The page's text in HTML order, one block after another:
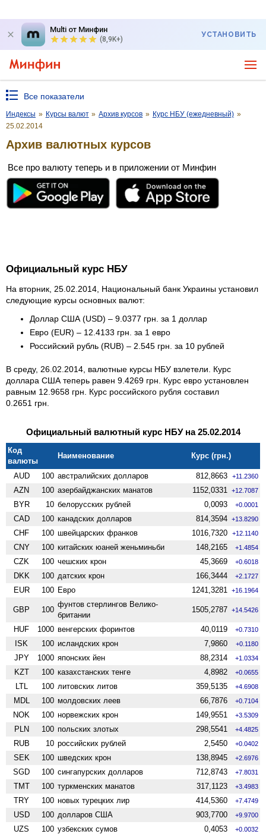
Multi от Минфин
(8,9K+)
УСТАНОВИТЬ
Все показатели
Индексы » Курсы валют » Архив курсов » Курс НБУ (ежедневный) »
25.02.2014
Архив валютных курсов
Все про валюту теперь и в приложении от Минфин
Официальный курс НБУ
На вторник, 25.02.2014, Национальный банк Украины установил
следующие курсы основных валют:
Доллар США (USD) – 9.0377 грн. за 1 доллар
Евро (EUR) – 12.4133 грн. за 1 евро
Российский рубль (RUB) – 2.545 грн. за 10 рублей
В среду, 26.02.2014, валютные курсы НБУ взлетели. Курс
доллара США теперь равен 9.4269 грн. Курс евро установлен
равным 12.9658 грн. Курс российского рубля составил
0.2651 грн.
Официальный валютный курс НБУ на 25.02.2014
Код
валюты
Наименование Курс (грн.)
AUD 100 австралийских долларов 812,8663 +11.2360
AZN 100 азербайджанских манатов 1152,0331 +12.7087
BYR 10 белорусских рублей 0,0093 +0.0001
CAD 100 канадских долларов 814,3594 +13.8290
CHF 100 швейцарских франков 1016,7320 +12.1140
CNY 100 китайских юаней женьминьби 148,2165 +1.4854
CZK 100 чешских крон 45,3669 +0.6018
DKK 100 датских крон 166,3444 +2.1727
EUR 100 Евро 1241,3281 +16.1964
GBP 100
фунтов стерлингов Велико­
британии
1505,2787 +14.5426
HUF 1000 венгерских форинтов 40,0119 +0.7310
ISK 100 исландских крон 7,9860 +0.1180
JPY 1000 японских йен 88,2314 +1.0334
KZT 100 казахстанских тенге 4,8982 +0.0655
LTL 100 литовских литов 359,5135 +4.6908
MDL 100 молдовских леев 66,7876 +0.7104
NOK 100 норвежских крон 149,9551 +3.5309
PLN 100 польских злотых 298,5541 +4.4825
RUB 10 российских рублей 2,5450 +0.0402
SEK 100 шведских крон 138,8945 +2.6976
SGD 100 сингапурских долларов 712,8743 +7.8031
TMT 100 туркменских манатов 317,1123 +3.4983
TRY 100 новых турецких лир 414,5360 +7.4749
USD 100 долларов США 903,7700 +9.9700
UZS 100 узбекских сумов 0,4053 +0.0032